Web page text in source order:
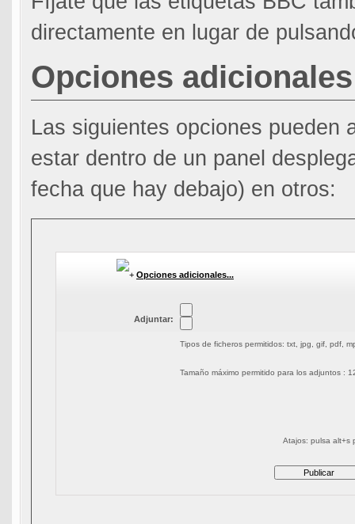
directamente en lugar de
Opciones adicionales
Las siguientes opciones pueden
estar dentro de un panel
fecha que hay debajo) en otros:
Opciones adicionales...
Adjuntar:
Tipos de ficheros permitidos: txt, jpg, gif, pdf,
Tamaño máximo permitido para los adjuntos :
Atajos: pulsa alt+s